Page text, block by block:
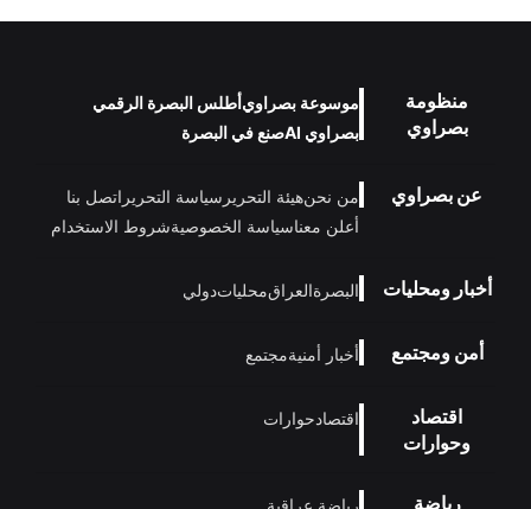
منظومة
بصراوي
موسوعة بصراويأطلس البصرة الرقمي
بصراوي AI
صنع في البصرة
عن بصراوي من نحنهيئة التحرير سياسة التحرير اتصل بنا
أعلن معناسياسة الخصوصيةشروط الاستخدام
أخبار ومحليات البصرةالعراقمحلياتدولي
أمن ومجتمع أخبار أمنيةمجتمع
اقتصاد
وحوارات
اقتصادحوارات
رياضة